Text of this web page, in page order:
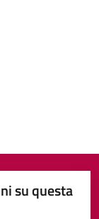
su questa